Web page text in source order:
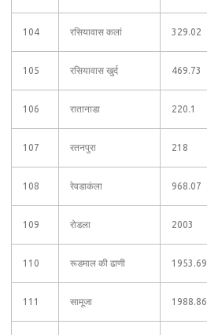
104 रसियावास कलां 329.02
105 रसियावास खुर्द 469.73
106 रातानाडा 220.1
107 रतनपुरा 218
108 रेवडाकंला 968.07
109 रोडला 2003
110 रूडमाल की ढाणी 1953.69
111 सामूजा 1988.86